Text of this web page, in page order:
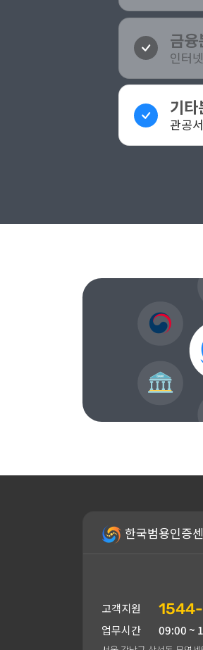
금융
인터
기타
관공
한국범용인증
고객지원
업무시간 09:00 ~